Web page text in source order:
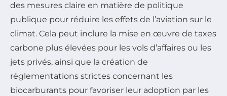
des mesures claire en matière de politique
publique pour réduire les effets de l’aviation sur le
climat. Cela peut inclure la mise en œuvre de taxes
carbone plus élevées pour les vols d’affaires ou les
jets privés, ainsi que la création de
réglementations strictes concernant les
biocarburants pour favoriser leur adoption par les